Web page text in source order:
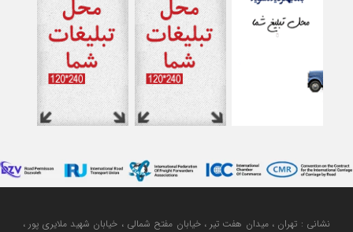
نشانی : تهران ، میدان هفت تیر ، خیابان مفتح شمالی ، خیابان شهید ملایری پور ،